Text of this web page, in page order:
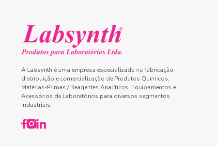
A Labsynth é uma empresa especializada na fabricação,
distribuição e comercialização de Produtos Químicos,
Matérias-Primas / Reagentes Analíticos, Equipamentos e
Acessórios de Laboratórios para diversos segmentos
industriais.